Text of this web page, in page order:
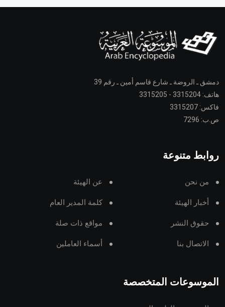
دمشق ـ الروضة ـ شارع قاسم أمين ـ رقم 39
هاتف: 3315204 - 3315205
فاكس: 3315207
ص.ب: 7296
روابط متنوعة
من نحن عن الهيئة
أخبار الهيئة كلمة المدير العام
حقوق النشر مواقع ذات صلة
الاتصال بنا أسماء العاملين
الموسوعات المتخصصة